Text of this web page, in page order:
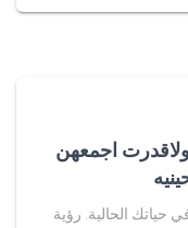
اجمعهن
حياتك الحالية. رؤية